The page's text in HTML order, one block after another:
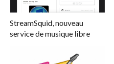
StreamSquid, nouveau
service de musique libre